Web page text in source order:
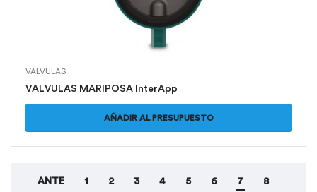
VALVULAS
VALVULAS MARIPOSA InterApp
AÑADIR AL PRESUPUESTO
ANTE 1 2 3 4 5 6 7
8